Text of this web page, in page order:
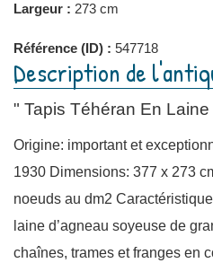
Largeur : 273 cm
Référence (ID) : 547718
Description de
" Tapis Téhéran En
Origine: important et
1930 Dimensions: 377 x 273
noeuds au dm2
laine d’agneau soyeuse de
chaînes, trames et franges en